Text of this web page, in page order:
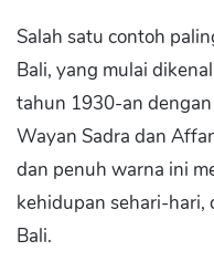
Salah satu contoh
Bali, yang mulai
tahun 1930-an
Wayan Sadra dan
dan penuh warna ini
kehidupan sehari-hari,
Bali.